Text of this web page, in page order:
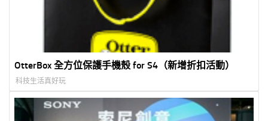
OtterBox 全方位保護手機殼 for S4（新增折扣活動）
科技生活真好玩